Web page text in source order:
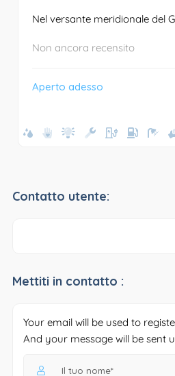
Nel versante meridionale del
Non ancora recensito
Aperto adesso
Contatto utente:
Mettiti in contatto :
Your email will be used to
And your message will be sent